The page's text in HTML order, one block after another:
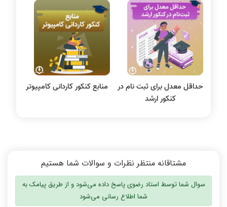
سیستم عامل
نظریه زبانها
سیگنال و سیستمها
حداقل معدل برای ثبت‌ نام در
کنکور ارشد
منابع کنکور کاردانی کامپیوتر
مشتاقانه منتظر نظرات و سوالات شما هستیم
سوال شما توسط استاد رضوی پاسخ داده می‌شود و از طریق پیامک به
شما اطلاع رسانی می‌شود